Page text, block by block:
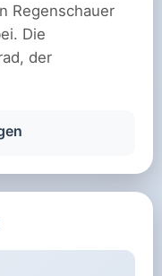
Regenschauer
Die
der